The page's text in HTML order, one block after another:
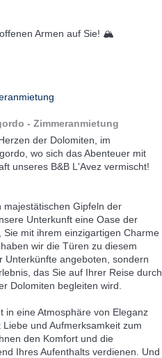
Armen auf Sie! 🏔️
- Zimmeranmietung
der Dolomiten, im
wo sich das Abenteuer mit
unseres B&B L'Avez vermischt!
majestätischen Gipfeln der
Unterkunft eine Oase der
mit ihrem einzigartigen Charme
wir die Türen zu diesem
Unterkünfte angeboten, sondern
das Sie auf Ihrer Reise durch
Dolomiten begleiten wird.
in eine Atmosphäre von Eleganz
und Aufmerksamkeit zum
den Komfort und die
Ihres Aufenthalts verdienen. Und